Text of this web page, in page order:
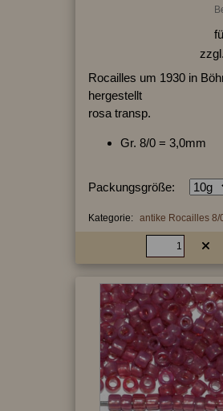
zzgl.
Rocailles um 1930 in
hergestellt
rosa transp.
Gr. 8/0 = 3,0mm
Packungsgröße:
Kategorie: antike Rocailles 8/